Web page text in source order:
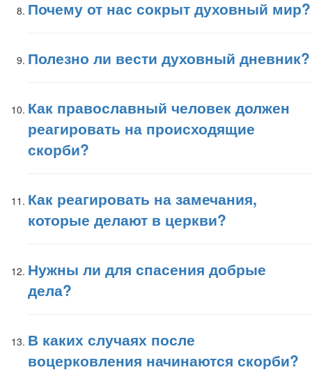
Почему от нас сокрыт духовный мир?
Полезно ли вести духовный дневник?
Как православный человек должен
реагировать на происходящие
скорби?
Как реагировать на замечания,
которые делают в церкви?
Нужны ли для спасения добрые
дела?
В каких случаях после
воцерковления начинаются скорби?